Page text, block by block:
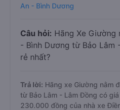
An - Bình Dương
Câu hỏi: Hãng Xe Giường
- Bình Dương từ Bảo Lâm
rẻ nhất?
Trả lời: Hãng xe Giường nằm
từ Bảo Lâm - Lâm Đồng có
230.000 đồng của nhà xe